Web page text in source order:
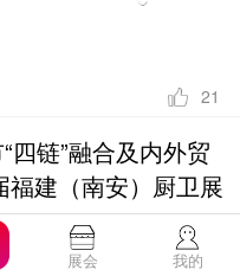
21
四链”融合及内外贸
建（南安）厨卫展
展会 我的